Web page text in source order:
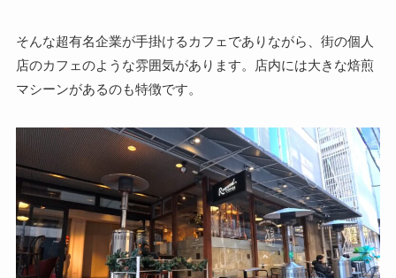
そんな超有名企業が手掛けるカフェでありながら、街の個人
店のカフェのような雰囲気があります。店内には大きな焙煎
マシーンがあるのも特徴です。